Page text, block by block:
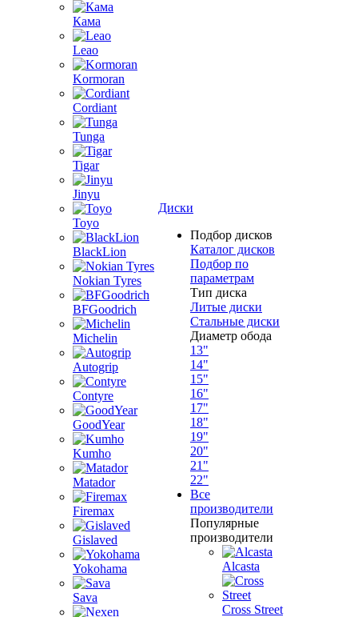
Кама
Leao
Kormoran
Cordiant
Tunga
Tigar
Jinyu
Toyo
BlackLion
Nokian Tyres
BFGoodrich
Michelin
Autogrip
Contyre
GoodYear
Kumho
Matador
Firemax
Gislaved
Yokohama
Sava
Диски
Подбор дисков
Каталог дисков
Подбор по
параметрам
Тип диска
Литые диски
Стальные диски
Диаметр обода
13"
14"
15"
16"
17"
18"
19"
20"
21"
22"
Все
производители
Популярные
производители
Alcasta
Cross Street